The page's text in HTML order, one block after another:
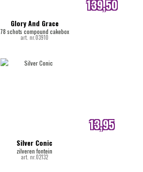
Glory And Grace
78 schots compound cakebox
art. nr.03910
139,50
internetprijs
Silver Conic
zilveren fontein
art. nr.02132
13,95
internetprijs